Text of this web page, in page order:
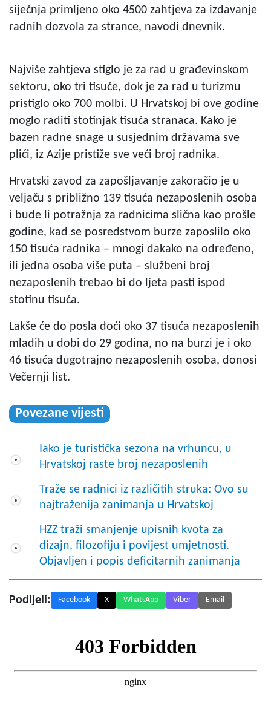
siječnja primljeno oko 4500 zahtjeva za izdavanje
radnih dozvola za strance, navodi dnevnik.
Najviše zahtjeva stiglo je za rad u građevinskom
sektoru, oko tri tisuće, dok je za rad u turizmu
pristiglo oko 700 molbi. U Hrvatskoj bi ove godine
moglo raditi stotinjak tisuća stranaca. Kako je
bazen radne snage u susjednim državama sve
plići, iz Azije pristiže sve veći broj radnika.
Hrvatski zavod za zapošljavanje zakoračio je u
veljaču s približno 139 tisuća nezaposlenih osoba
i bude li potražnja za radnicima slična kao prošle
godine, kad se posredstvom burze zaposlilo oko
150 tisuća radnika – mnogi dakako na određeno,
ili jedna osoba više puta – službeni broj
nezaposlenih trebao bi do ljeta pasti ispod
stotinu tisuća.
Lakše će do posla doći oko 37 tisuća nezaposlenih
mladih u dobi do 29 godina, no na burzi je i oko
46 tisuća dugotrajno nezaposlenih osoba, donosi
Večernji list.
Povezane vijesti
Iako je turistička sezona na vrhuncu, u
Hrvatskoj raste broj nezaposlenih
Traže se radnici iz različitih struka: Ovo su
najtraženija zanimanja u Hrvatskoj
HZZ traži smanjenje upisnih kvota za
dizajn, filozofiju i povijest umjetnosti.
Objavljen i popis deficitarnih zanimanja
Podijeli: Facebook X WhatsApp Viber Email